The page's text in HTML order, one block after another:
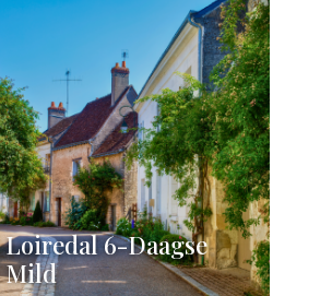
Loiredal 6-Daagse
Mild